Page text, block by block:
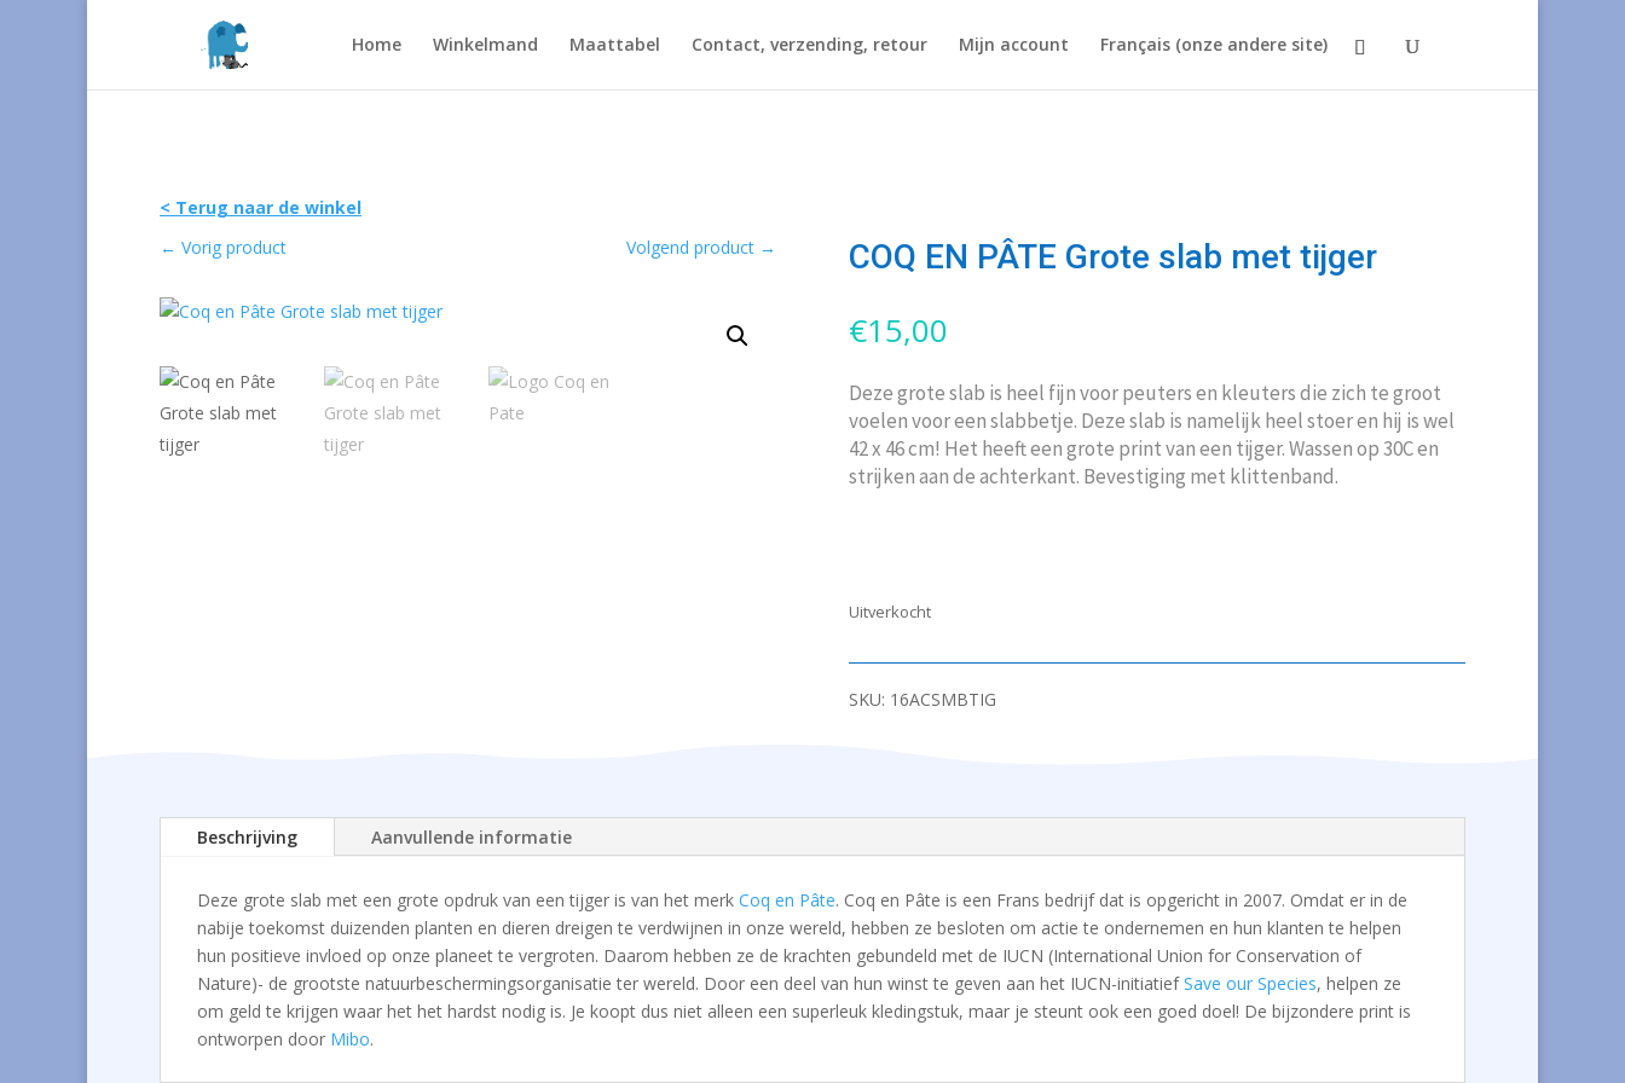
Home Winkelmand Maattabel Contact, verzending, retour Mijn account Français (onze andere site)
< Terug naar de winkel
← Vorig product Volgend product → COQ EN PÂTE Grote slab met tijger
€15,00
Deze grote slab is heel fijn voor peuters en kleuters die zich te groot
voelen voor een slabbetje. Deze slab is namelijk heel stoer en hij is wel
42 x 46 cm! Het heeft een grote print van een tijger. Wassen op 30C en
strijken aan de achterkant. Bevestiging met klittenband.
Uitverkocht
SKU: 16ACSMBTIG
Beschrijving Aanvullende informatie
Deze grote slab met een grote opdruk van een tijger is van het merk Coq en Pâte. Coq en Pâte is een Frans bedrijf dat is opgericht in 2007. Omdat er in de
nabije toekomst duizenden planten en dieren dreigen te verdwijnen in onze wereld, hebben ze besloten om actie te ondernemen en hun klanten te helpen
hun positieve invloed op onze planeet te vergroten. Daarom hebben ze de krachten gebundeld met de IUCN (International Union for Conservation of
Nature)- de grootste natuurbeschermingsorganisatie ter wereld. Door een deel van hun winst te geven aan het IUCN-initiatiefSave our Species, helpen ze
om geld te krijgen waar het het hardst nodig is. Je koopt dus niet alleen een superleuk kledingstuk, maar je steunt ook een goed doel! De bijzondere print is
ontworpen door Mibo.